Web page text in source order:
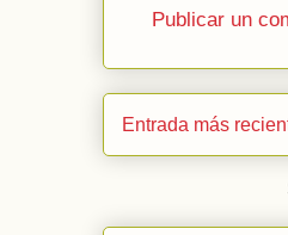
Publicar un
Entrada más